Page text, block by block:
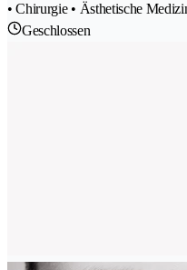
• Chirurgie • Ästhetische
Geschlossen